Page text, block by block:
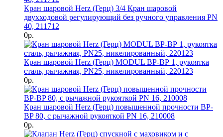
Кран шаровой Herz (Герц) 3/4 Кран шаровой
двухходовой регулирующий без ручного управления PN
40, 211712
0р.
Кран шаровой Herz (Герц) MODUL ВР-ВР 1, рукоятка
сталь, рычажная, PN25, никелированный, 220123
0р.
Кран шаровой Herz (Герц) повышенной прочности BP-
BP 80, с рычажной рукояткой PN 16, 210008
0р.